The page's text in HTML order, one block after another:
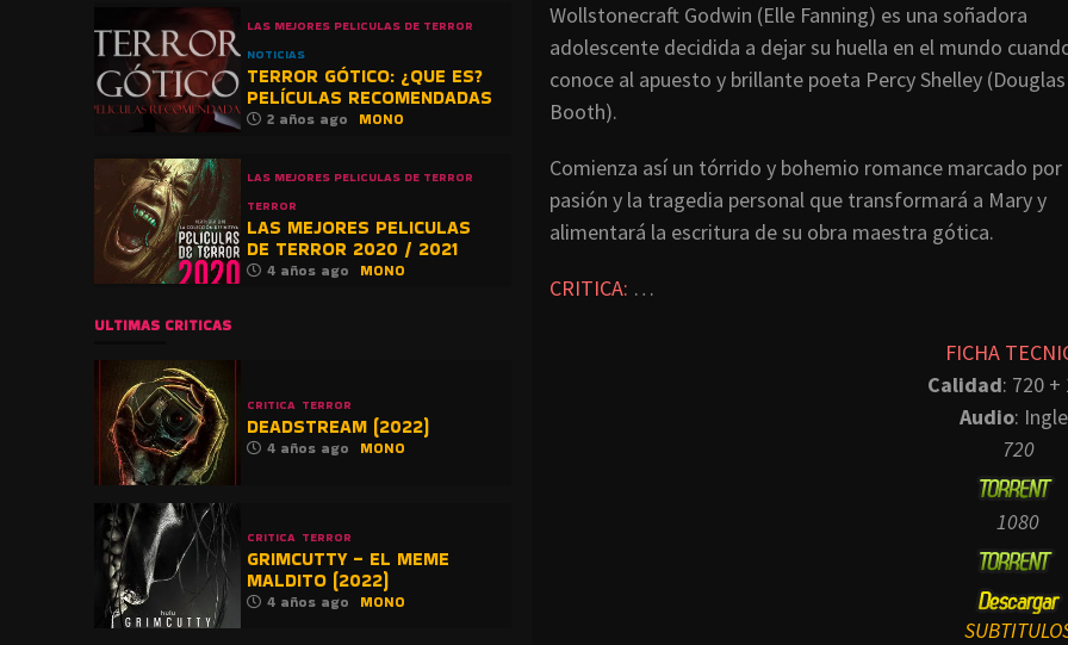
Wollstonecraft Godwin (Elle Fanning) es una soñadora
adolescente decidida a dejar su huella en el mundo
conoce al apuesto y brillante poeta Percy Shelley (Douglas
Booth).
Comienza así un tórrido y bohemio romance marcado por
pasión y la tragedia personal que transformará a Mary y
alimentará la escritura de su obra maestra gótica.
CRITICA: …
FICHA
Calidad: 720 +
Audio:
720
1080
LAS MEJORES PELICULAS DE TERROR
NOTICIAS
TERROR GÓTICO: ¿QUE ES?
PELÍCULAS RECOMENDADAS
2 años ago MONO
LAS MEJORES PELICULAS DE TERROR
TERROR
LAS MEJORES PELICULAS
DE TERROR 2020 / 2021
4 años ago MONO
ULTIMAS CRITICAS
CRITICA TERROR
DEADSTREAM (2022)
4 años ago MONO
CRITICA TERROR
GRIMCUTTY – EL MEME
MALDITO (2022)
4 años ago MONO